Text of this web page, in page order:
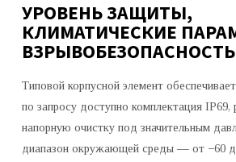
УРОВЕНЬ ЗАЩИТЫ,
КЛИМАТИЧЕСКИЕ
ВЗРЫВОБЕЗОПАСНОСТЬ
Типовой корпусной элемент
по запросу доступно комплектация IP69,
напорную очистку под значительным
диапазон окружающей среды — от −60